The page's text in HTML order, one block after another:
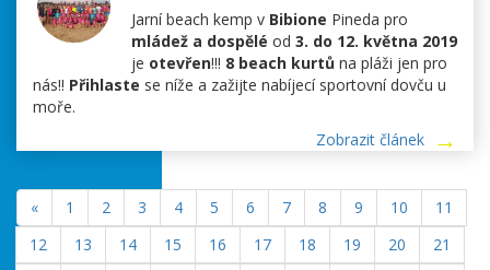
Jarní beach kemp v Bibione Pineda pro
mládež a dospělé od 3. do 12. května 2019
je otevřen!!! 8 beach kurtů na pláži jen pro
nás!! Přihlaste se níže a zažijte nabíjecí sportovní dovču u
moře.
Zobrazit článek
« 1 2 3 4 5 6 7 8 9 10
11
12
13 14 15 16 17 18 19 20
21